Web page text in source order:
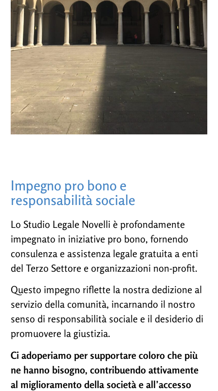
Impegno pro bono e
responsabilità sociale
Lo Studio Legale Novelli è profondamente
impegnato in iniziative pro bono, fornendo
consulenza e assistenza legale gratuita a enti
del Terzo Settore e organizzazioni non-profit.
Questo impegno riflette la nostra dedizione al
servizio della comunità, incarnando il nostro
senso di responsabilità sociale e il desiderio di
promuovere la giustizia.
Ci adoperiamo per supportare coloro che più
ne hanno bisogno, contribuendo attivamente
al miglioramento della società e all’accesso